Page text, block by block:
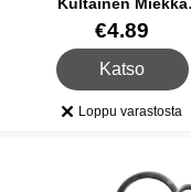
Assassination
Tuote.nro 11050€4.89
Katso
, Kultainen
Saatavuus:
Loppu varastosta
Merkitse game of